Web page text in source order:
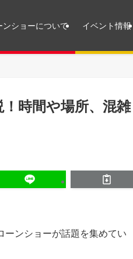
ンショーについて イベント情報
時間や場所、混雑
ーンショーが話題を集めてい